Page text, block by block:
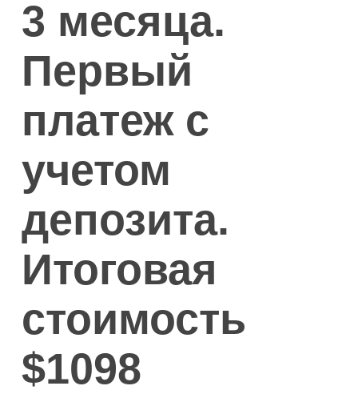
3 месяца.
Первый
платеж с
учетом
депозита.
Итоговая
стоимость
$1098